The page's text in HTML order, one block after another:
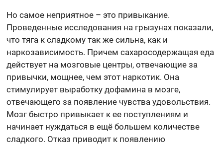
Но самое неприятное – это привыкание.
Проведенные исследования на грызунах показали,
что тяга к сладкому так же сильна, как и
наркозависимость. Причем сахаросодержащая еда
действует на мозговые центры, отвечающие за
привычки, мощнее, чем этот наркотик. Она
стимулирует выработку дофамина в мозге,
отвечающего за появление чувства удовольствия.
Мозг быстро привыкает к ее поступлениям и
начинает нуждаться в ещё большем количестве
сладкого. Отказ приводит к появлению